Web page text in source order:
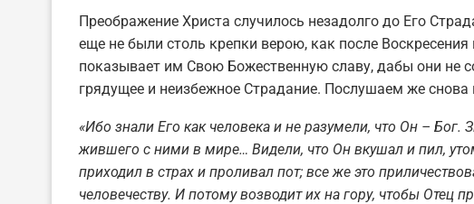
Преображение Христа случилось незадолго до Его
еще не были столь крепки верою, как после
показывает им Свою Божественную славу, дабы они не
грядущее и неизбежное Страдание. Послушаем же
«Ибо знали Его как человека и не разумели, что Он – Бог.
жившего с ними в мире… Видели, что Он вкушал и пил,
приходил в страх и проливал пот; все же это
человечеству. И потому возводит их на гору, чтобы Отец